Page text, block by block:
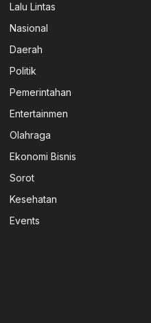
Lalu Lintas
Nasional
Daerah
Politik
Pemerintahan
Entertainmen
Olahraga
Ekonomi Bisnis
Sorot
Kesehatan
Events